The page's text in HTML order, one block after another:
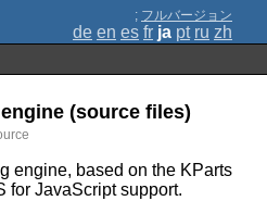
; フルバージョン
de en es fr ja pt ru zh
(source files)
engine, based on the KParts
for JavaScript support.